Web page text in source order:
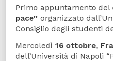
Primo appuntamento del
pace” organizzato
Consiglio degli studenti
Mercoledì 16 ottobre,
dell’Università di Napoli